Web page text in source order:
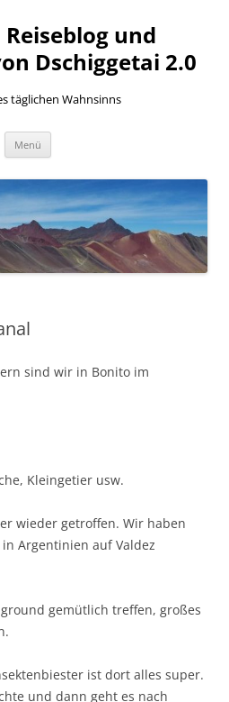
und
Dschiggetai 2.0
täglichen Wahnsinns
Menü
sind wir in Bonito im
Kleingetier usw.
wieder getroffen. Wir haben
Argentinien auf Valdez
gemütlich treffen, großes
ist dort alles super.
und dann geht es nach